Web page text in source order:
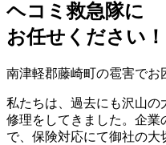
ヘコミ救急隊に
お任せください！
南津軽郡藤崎町の雹害でお
私たちは、過去にも沢山
修理をしてきました。企業
で、保険対応にて御社の大